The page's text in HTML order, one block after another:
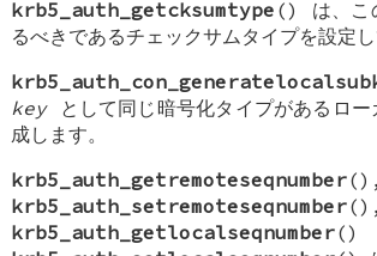
krb5_auth_getcksumtype () は、こ
るべきであるチェックサムタイプを設定し
keyとして同じ暗号化タイプがあるロー
成します。
krb5_auth_getremoteseqnumber(),
krb5_auth_setremoteseqnumber(),
krb5_auth_getlocalseqnumber